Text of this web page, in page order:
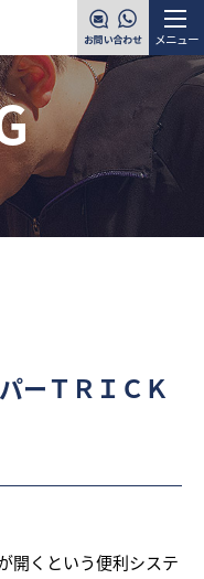
メニュー
ーＴＲＩＣＫ
開くという便利システ